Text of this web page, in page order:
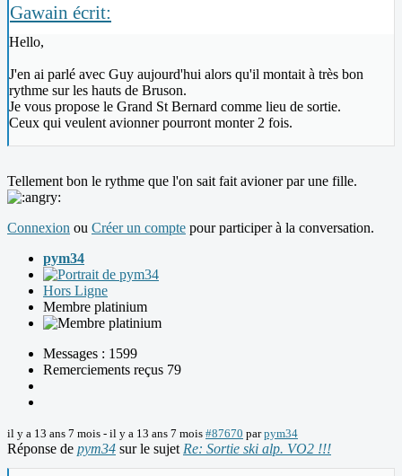
Gawain écrit:
Hello,
J'en ai parlé avec Guy aujourd'hui alors qu'il montait à très bon
rythme sur les hauts de Bruson.
Je vous propose le Grand St Bernard comme lieu de sortie.
Ceux qui veulent avionner pourront monter 2 fois.
Tellement bon le rythme que l'on sait fait avioner par une fille.
Connexion ou Créer un compte pour participer à la conversation.
pym34
Hors Ligne
Membre platinium
Messages : 1599
Remerciements reçus 79
il y a 13 ans 7 mois - il y a 13 ans 7 mois #87670 parpym34
Réponse de pym34 sur le sujet Re: Sortie ski alp. VO2 !!!